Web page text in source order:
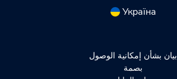
Україна
بيان بشأن إمكانية الوصول
بصمة